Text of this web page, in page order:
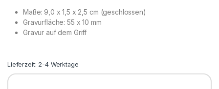
Maße: 9,0 x 1,5 x 2,5 cm (geschlossen)
Gravurfläche: 55 x 10 mm
Gravur auf dem Griff
Lieferzeit: 2-4 Werktage